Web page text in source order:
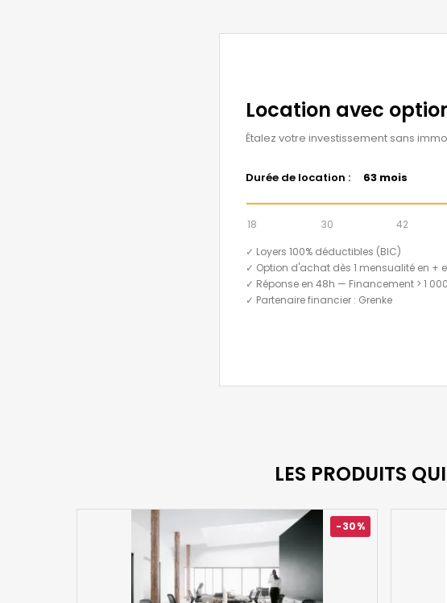
Location avec
Étalez votre investissement sans
Durée de location : 63 mois
18 30 42
✓ Loyers 100% déductibles (BIC)
✓ Option d'achat dès 1 mensualité en +
✓ Réponse en 48h — Financement > 1
✓ Partenaire financier : Grenke
LES PRODUITS
-30%